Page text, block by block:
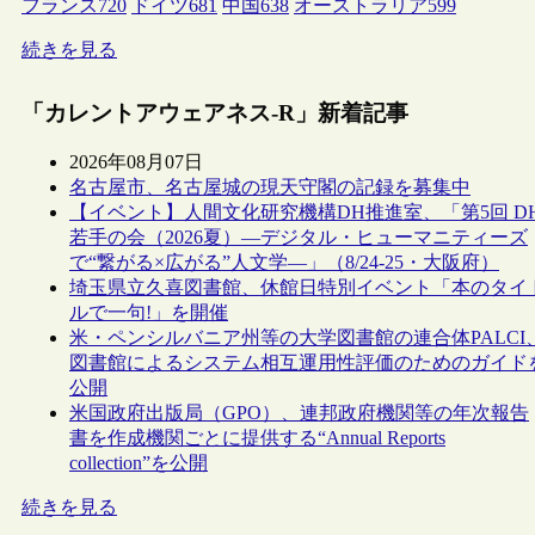
フランス720 ドイツ681 中国638 オーストラリア599
続きを見る
「カレントアウェアネス-R」新着記事
2026年08月07日
名古屋市、名古屋城の現天守閣の記録を募集中
【イベント】人間文化研究機構DH推進室、「第5回
若手の会（2026夏）―デジタル・ヒューマニティーズ
で“繋がる×広がる”人文学―」（8/24-25・大阪府）
埼玉県立久喜図書館、休館日特別イベント「本のタイ
ルで一句!」を開催
米・ペンシルバニア州等の大学図書館の連合体PALCI、
図書館によるシステム相互運用性評価のためのガイド
公開
米国政府出版局（GPO）、連邦政府機関等の年次報告
書を作成機関ごとに提供する“Annual Reports
collection”を公開
続きを見る